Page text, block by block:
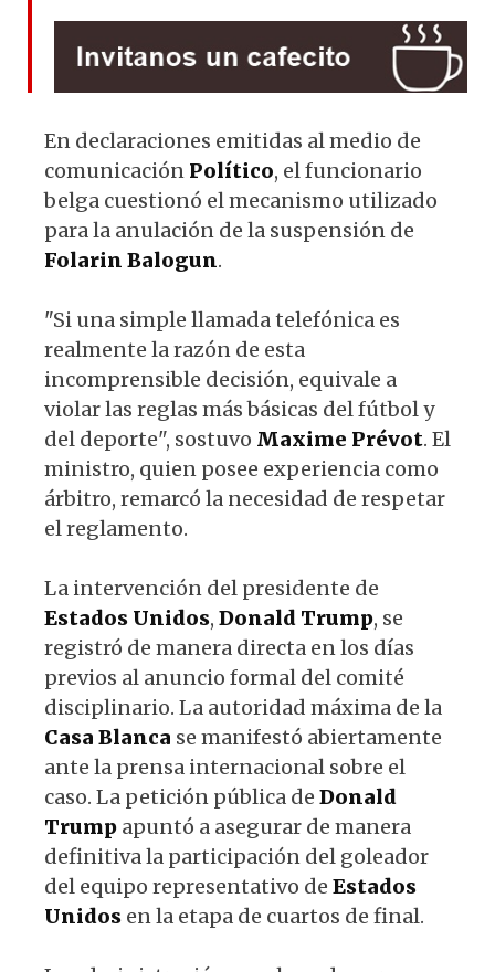
En declaraciones emitidas al medio de
comunicación Político, el funcionario
belga cuestionó el mecanismo utilizado
para la anulación de la suspensión de
Folarin Balogun.
"Si una simple llamada telefónica es
realmente la razón de esta
incomprensible decisión, equivale a
violar las reglas más básicas del fútbol y
del deporte", sostuvo Maxime Prévot. El
ministro, quien posee experiencia como
árbitro, remarcó la necesidad de respetar
el reglamento.
La intervención del presidente de
Estados Unidos, Donald Trump, se
registró de manera directa en los días
previos al anuncio formal del comité
disciplinario. La autoridad máxima de la
Casa Blanca se manifestó abiertamente
ante la prensa internacional sobre el
caso. La petición pública de Donald
Trump apuntó a asegurar de manera
definitiva la participación del goleador
del equipo representativo de Estados
Unidos en la etapa de cuartos de final.